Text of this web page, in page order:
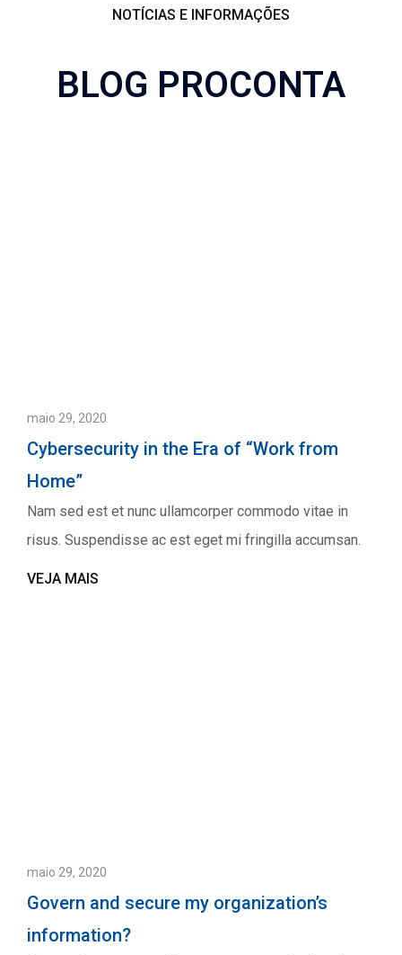
NOTÍCIAS E INFORMAÇÕES
BLOG PROCONTA
maio 29, 2020
Cybersecurity in the Era of “Work from
Home”
Nam sed est et nunc ullamcorper commodo vitae in
risus. Suspendisse ac est eget mi fringilla accumsan.
VEJA MAIS
maio 29, 2020
Govern and secure my organization’s
information?